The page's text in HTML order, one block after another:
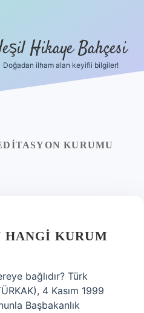
Hikaye Bahçesi
Doğadan ilham alan keyifli bilgiler!
KURUMU
HANGI KURUM
bağlıdır? Türk
4 Kasım 1999
Başbakanlık